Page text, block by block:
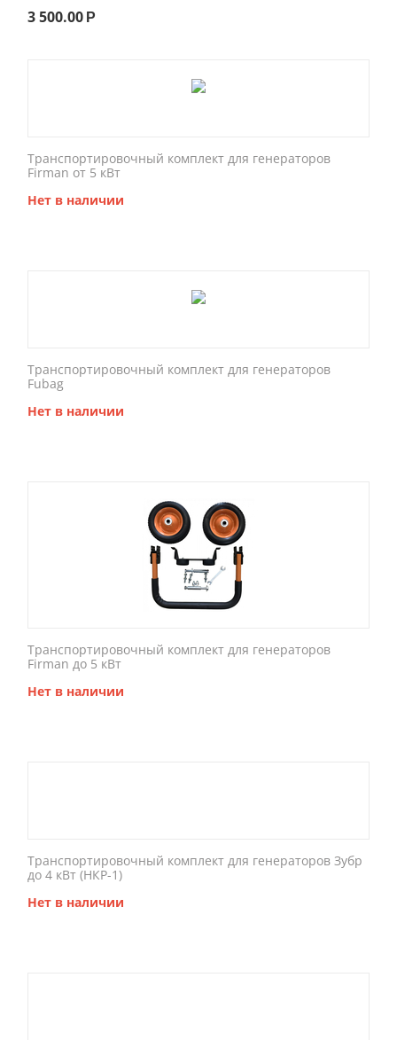
3 500.00 Р
Транспортировочный комплект для генераторов
Firman от 5 кВт
Нет в наличии
Транспортировочный комплект для генераторов
Fubag
Нет в наличии
Транспортировочный комплект для генераторов
Firman до 5 кВт
Нет в наличии
Транспортировочный комплект для генераторов Зубр
до 4 кВт (НКР-1)
Нет в наличии